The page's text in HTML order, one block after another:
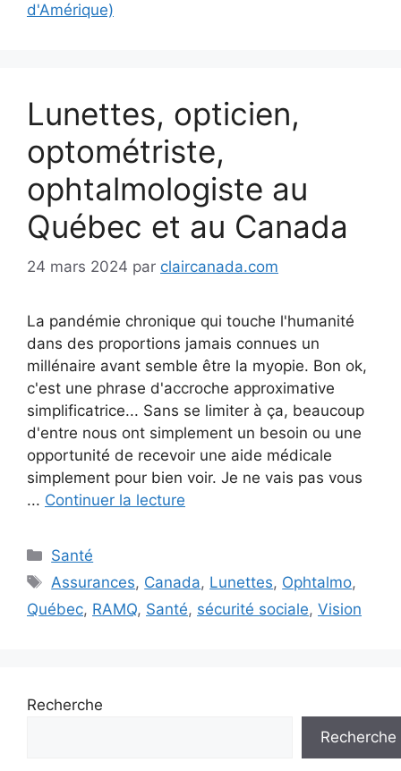
d'Amérique)
Lunettes, opticien,
optométriste,
ophtalmologiste au
Québec et au Canada
24 mars 2024 par claircanada.com
La pandémie chronique qui touche l'humanité
dans des proportions jamais connues un
millénaire avant semble être la myopie. Bon ok,
c'est une phrase d'accroche approximative
simplificatrice... Sans se limiter à ça, beaucoup
d'entre nous ont simplement un besoin ou une
opportunité de recevoir une aide médicale
simplement pour bien voir. Je ne vais pas vous
... Continuer la lecture
Catégories
Santé
Étiquettes
Assurances, Canada, Lunettes, Ophtalmo,
Québec, RAMQ, Santé, sécurité sociale, Vision
Recherche
Recherche